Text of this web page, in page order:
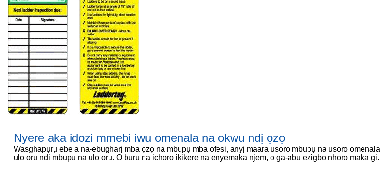
Nyere aka idozi mmebi iwu omenala na okwu ndị ọzọ
Wasghapụrụ ebe a na-ebugharị mba ọzọ na mbupụ mba ofesi, anyị maara usoro mbupụ na usoro
ụlọ ọrụ ndị mbupu na ụlọ ọrụ. Ọ bụrụ na ịchọrọ ikikere na enyemaka njem, ọ ga-abụ ezigbo nhọrọ maka gị.